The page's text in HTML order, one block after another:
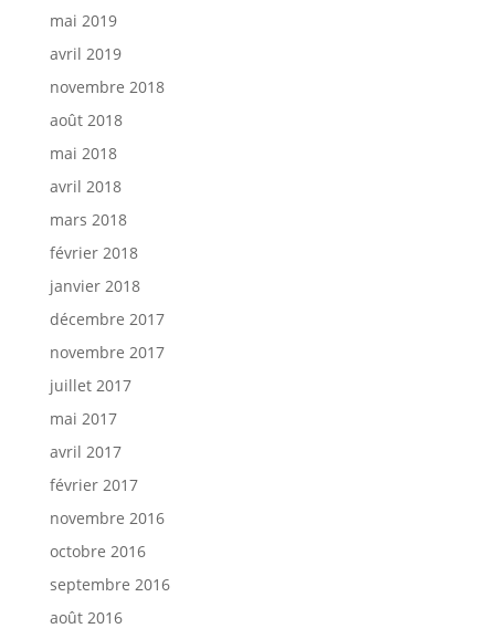
mai 2019
avril 2019
novembre 2018
août 2018
mai 2018
avril 2018
mars 2018
février 2018
janvier 2018
décembre 2017
novembre 2017
juillet 2017
mai 2017
avril 2017
février 2017
novembre 2016
octobre 2016
septembre 2016
août 2016